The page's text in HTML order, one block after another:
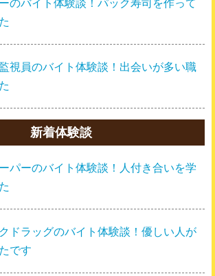
のバイト体験談！パック寿司を作って
視員のバイト体験談！出会いが多い職
新着体験談
パーのバイト体験談！人付き合いを学
ドラッグのバイト体験談！優しい人が
です